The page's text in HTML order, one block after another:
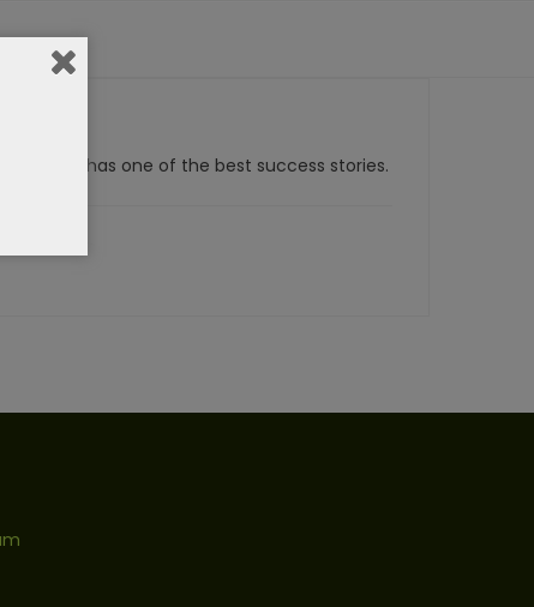
Coach, has one of the best success stories.